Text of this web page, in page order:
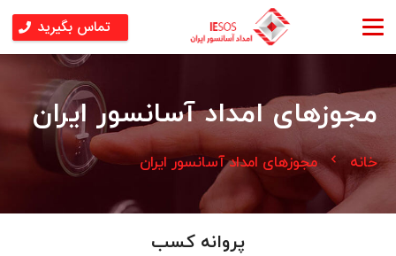
تماس بگیرید
مجوزهای امداد آسانسور ایران
خانه chevron_left مجوزهای امداد آسانسور ایران
پروانه کسب